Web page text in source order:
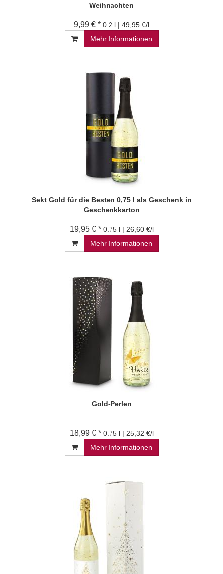
Weihnachten
9,99 € * 0.2 l | 49,95 €/l
Mehr Informationen
Sekt Gold für die Besten 0,75 l als Geschenk in
Geschenkkarton
19,95 € * 0.75 l | 26,60 €/l
Mehr Informationen
Gold-Perlen
18,99 € * 0.75 l | 25,32 €/l
Mehr Informationen